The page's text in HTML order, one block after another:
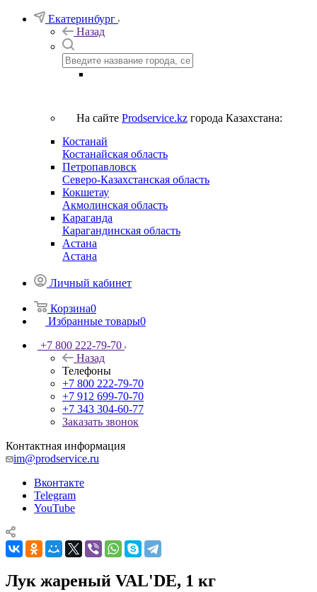
Екатеринбург
Назад
На сайте Prodservice.kz города Казахстана:
Костанай
Костанайская область
Петропавловск
Северо-Казахстанская область
Кокшетау
Акмолинская область
Караганда
Карагандинская область
Астана
Астана
Личный кабинет
Корзина0
Избранные товары0
+7 800 222-79-70
Назад
Телефоны
+7 800 222-79-70
+7 912 699-70-70
+7 343 304-60-77
Заказать звонок
Контактная информация
im@prodservice.ru
Вконтакте
Telegram
YouTube
Лук жареный VAL'DE, 1 кг